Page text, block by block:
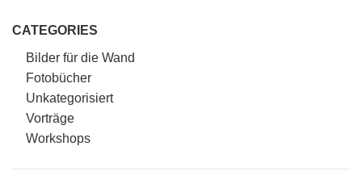
CATEGORIES
Bilder für die Wand
Fotobücher
Unkategorisiert
Vorträge
Workshops